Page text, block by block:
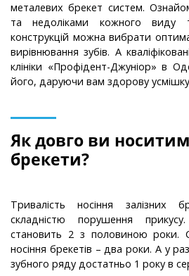
металевих брекет систем.
та недоліками кожного виду
конструкцій можна вибрати
вирівнювання зубів. А
клініки «Профідент-Джуніор» в
його, даруючи вам здорову
Як довго ви
брекети?
Тривалість носіння залізних
складністю порушення
становить 2 з половиною роки.
носіння брекетів – два роки. А у
зубного ряду достатньо 1 року в